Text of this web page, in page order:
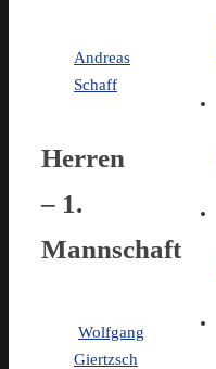
Andreas
Schaff
Herren
– 1.
Mannschaft
Wolfgang
Giertzsch